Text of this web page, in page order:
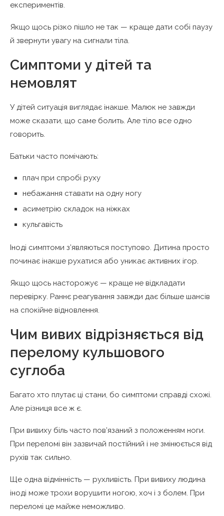
експериментів.
Якщо щось різко пішло не так — краще дати собі паузу
й звернути увагу на сигнали тіла.
Симптоми у дітей та
немовлят
У дітей ситуація виглядає інакше. Малюк не завжди
може сказати, що саме болить. Але тіло все одно
говорить.
Батьки часто помічають:
плач при спробі руху
небажання ставати на одну ногу
асиметрію складок на ніжках
кульгавість
Іноді симптоми з’являються поступово. Дитина просто
починає інакше рухатися або уникає активних ігор.
Якщо щось насторожує — краще не відкладати
перевірку. Раннє реагування завжди дає більше шансів
на спокійне відновлення.
Чим вивих відрізняється від
перелому кульшового
суглоба
Багато хто плутає ці стани, бо симптоми справді схожі.
Але різниця все ж є.
При вивиху біль часто пов’язаний з положенням ноги.
При переломі він зазвичай постійний і не змінюється від
рухів так сильно.
Ще одна відмінність — рухливість. При вивиху людина
іноді може трохи ворушити ногою, хоч і з болем. При
переломі це майже неможливо.